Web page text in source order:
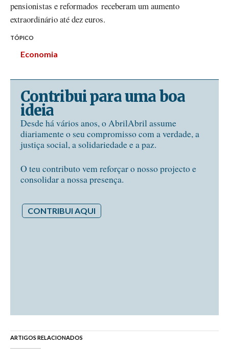
pensionistas e reformados receberam um aumento
extraordinário até dez euros.
TÓPICO
Economia
Contribui para uma boa
ideia
Desde há vários anos, o AbrilAbril assume
diariamente o seu compromisso com a verdade, a
justiça social, a solidariedade e a paz.
O teu contributo vem reforçar o nosso projecto e
consolidar a nossa presença.
CONTRIBUI AQUI
ARTIGOS RELACIONADOS